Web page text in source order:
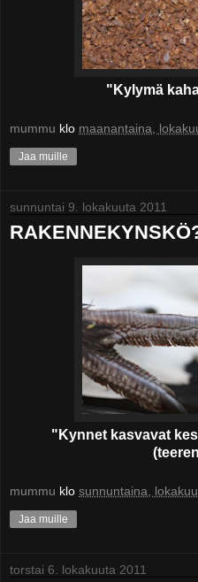
"Kylymä
mummu klo maanantaina,
Jaa muille
sunnuntai 9. lokakuuta 2011
"Kynnet kasvavat
mummu klo sunnuntaina,
Jaa muille
torstai 6. lokakuuta 2011